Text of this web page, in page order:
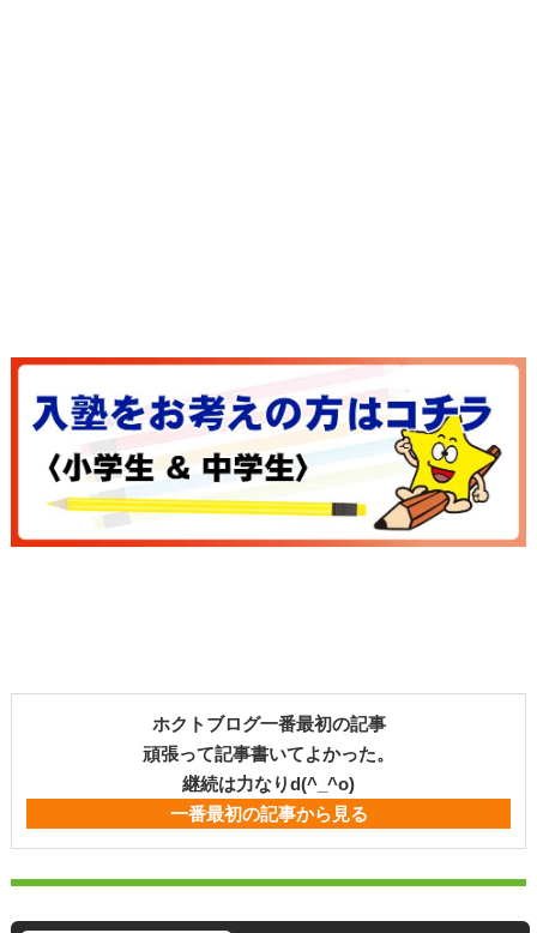
ホクトブログ一番最初の記事
頑張って記事書いてよかった。
継続は力なりd(^_^o)
一番最初の記事から見る